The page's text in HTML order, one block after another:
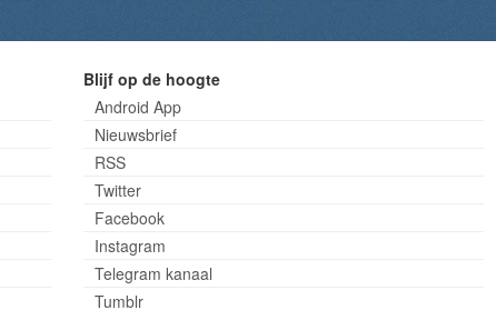
Blijf op de hoogte
Android App
Nieuwsbrief
RSS
Twitter
Facebook
Instagram
Telegram kanaal
Tumblr